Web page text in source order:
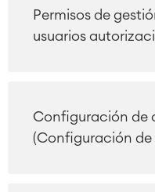
Permisos de
usuarios
Configuración de
(Configuración de